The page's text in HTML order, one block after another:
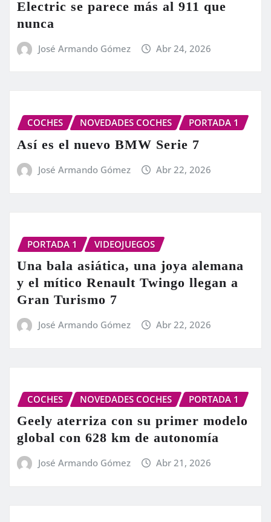
Electric se parece más al 911 que
nunca
José Armando Gómez Abr 24, 2026
COCHES NOVEDADES COCHES PORTADA 1
Así es el nuevo BMW Serie 7
José Armando Gómez Abr 22, 2026
PORTADA 1 VIDEOJUEGOS
Una bala asiática, una joya alemana
y el mítico Renault Twingo llegan a
Gran Turismo 7
José Armando Gómez Abr 22, 2026
COCHES NOVEDADES COCHES PORTADA 1
Geely aterriza con su primer modelo
global con 628 km de autonomía
José Armando Gómez Abr 21, 2026